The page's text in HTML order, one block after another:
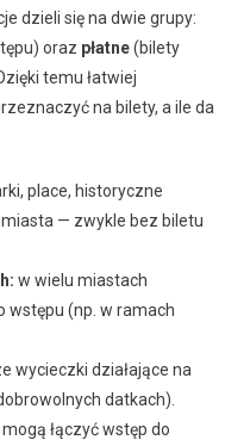
dzieli się na dwie grupy:
oraz płatne(bilety
temu łatwiej
na bilety, a ile da
place, historyczne
— zwykle bez biletu
w wielu miastach
wstępu (np. w ramach
wycieczki działające na
datkach).
mogą łączyć wstęp do